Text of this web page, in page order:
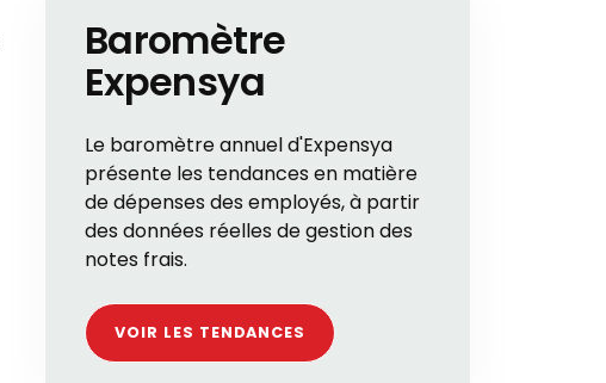
Baromètre
Expensya
Le baromètre annuel d'Expensya
présente les tendances en matière
de dépenses des employés, à partir
des données réelles de gestion des
notes frais.
VOIR LES TENDANCES